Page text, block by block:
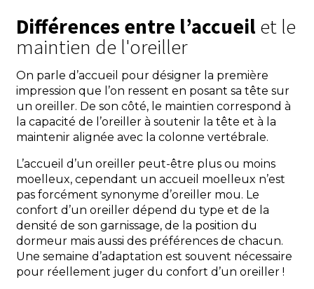
Différences entre l’accueil et le
maintien de l'oreiller
On parle d’accueil pour désigner la première
impression que l’on ressent en posant sa tête sur
un oreiller. De son côté, le maintien correspond à
la capacité de l’oreiller à soutenir la tête et à la
maintenir alignée avec la colonne vertébrale.
L’accueil d’un oreiller peut-être plus ou moins
moelleux, cependant un accueil moelleux n’est
pas forcément synonyme d’oreiller mou. Le
confort d’un oreiller dépend du type et de la
densité de son garnissage, de la position du
dormeur mais aussi des préférences de chacun.
Une semaine d’adaptation est souvent nécessaire
pour réellement juger du confort d’un oreiller !